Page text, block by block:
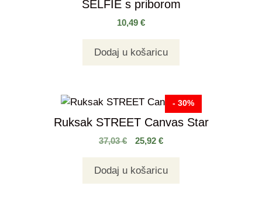
SELFIE s priborom
10,49 €
Dodaj u košaricu
- 30%
Ruksak STREET Canvas Star
37,03€ 25,92 €
Dodaj u košaricu